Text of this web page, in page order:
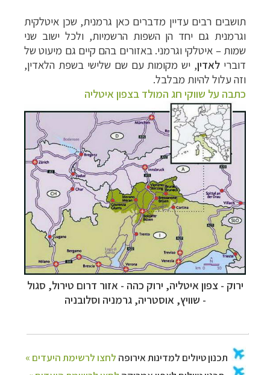
תושבים רבים עדיין מדברים כאן גרמנית, שכן איטלקית
וגרמנית גם יחד הן השפות הרשמיות, ולכל ישוב שני
שמות– איטלקי וגרמני. באזורים בהם קיים גם מיעוט של
דוברי לאדין, יש מקומות עם שם שלישי בשפת הלאדין,
וזה עלול להיות מבלבל.
כתבה על שווקי חג המולד בצפון איטליה
ירוק - צפון איטליה, ירוק כהה - אזור דרום טירול, סגול
- שוויץ, אוסטריה, גרמניה וסלובניה